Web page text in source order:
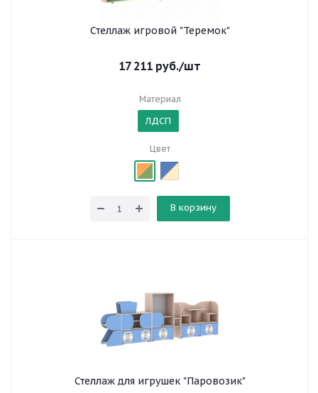
Стеллаж игровой "Теремок"
17 211 руб./шт
Материал
ЛДСП
Цвет
В корзину
Стеллаж для игрушек "Паровозик"